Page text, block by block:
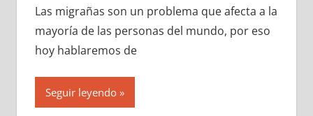
Las migrañas son un problema que afecta a la
mayoría de las personas del mundo, por eso
hoy hablaremos de
Seguir leyendo